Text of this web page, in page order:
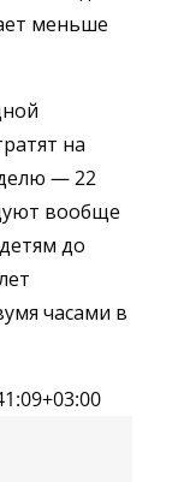
меньше
на
— 22
вообще
до
часами в